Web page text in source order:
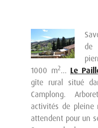
de
1000 m2… Le
gîte rural situé
Camplong.
activités de pleine
attendent pour un